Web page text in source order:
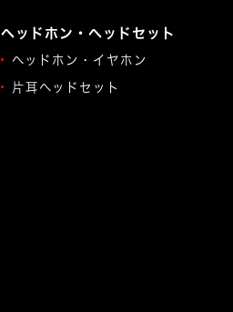
ヘッドホン・ヘッドセット
ヘッドホン・イヤホン
片耳ヘッドセット